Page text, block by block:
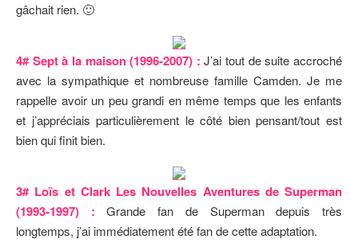
gâchait rien. 🙂
4# Sept à la maison (1996-2007) :J’ai tout de suite accroché
avec la sympathique et nombreuse famille Camden. Je me
rappelle avoir un peu grandi en même temps que les enfants
et j’appréciais particulièrement le côté bien pensant/tout est
bien qui finit bien.
3# Loïs et Clark Les Nouvelles Aventures de Superman
(1993-1997) :Grande fan de Superman depuis très
longtemps, j’ai immédiatement été fan de cette adaptation.